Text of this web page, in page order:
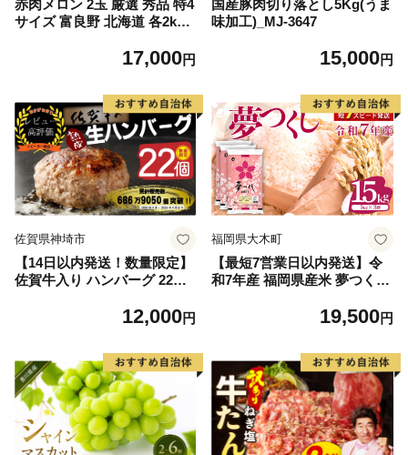
赤肉メロン 2玉 厳選 秀品 特4
サイズ 富良野 北海道 各2kg
富良野 メロン めろん 果物 く
17,000円
国産豚肉切り落とし5Kg(うま
味加工)_MJ-3647
15,000円
佐賀県神埼市
【14日以内発送！数量限定】
佐賀牛入り ハンバーグ 22個
毛和牛 ブランド牛 九州 ハン
(H083106)
12,000円
福岡県大木町
【最短7営業日以内発送】令
和7年産 福岡県産米 夢つくし
19,500円